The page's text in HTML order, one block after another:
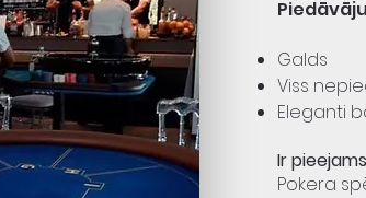
Galds
Viss
Eleganti
Ir pieejams
Pokera